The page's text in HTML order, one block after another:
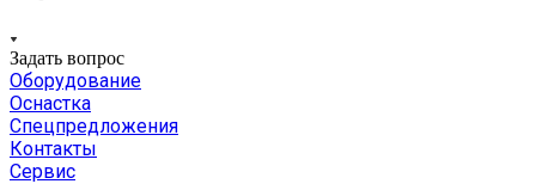
Задать вопрос
Оборудование
Оснастка
Спецпредложения
Контакты
Сервис